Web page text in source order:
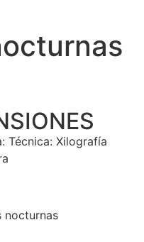
Técnica: Xilografía
nocturnas